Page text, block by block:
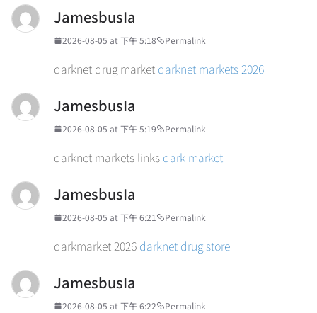
JamesbusIa
2026-08-05 at 下午 5:18 Permalink
darknet drug market darknet markets 2026
JamesbusIa
2026-08-05 at 下午 5:19 Permalink
darknet markets links dark market
JamesbusIa
2026-08-05 at 下午 6:21 Permalink
darkmarket 2026 darknet drug store
JamesbusIa
2026-08-05 at 下午 6:22 Permalink